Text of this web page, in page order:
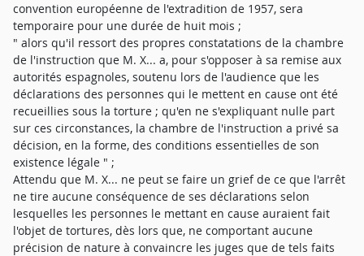
convention européenne de l'extradition de 1957, sera
temporaire pour une durée de huit mois ;
" alors qu'il ressort des propres constatations de la chambre
de l'instruction que M. X... a, pour s'opposer à sa remise aux
autorités espagnoles, soutenu lors de l'audience que les
déclarations des personnes qui le mettent en cause ont été
recueillies sous la torture ; qu'en ne s'expliquant nulle part
sur ces circonstances, la chambre de l'instruction a privé sa
décision, en la forme, des conditions essentielles de son
existence légale " ;
Attendu que M. X... ne peut se faire un grief de ce que l'arrêt
ne tire aucune conséquence de ses déclarations selon
lesquelles les personnes le mettant en cause auraient fait
l'objet de tortures, dès lors que, ne comportant aucune
précision de nature à convaincre les juges que de tels faits